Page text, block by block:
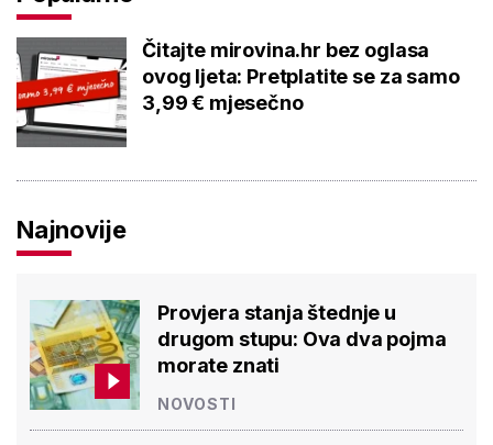
Čitajte mirovina.hr bez oglasa
ovog ljeta: Pretplatite se za samo
3,99 € mjesečno
Najnovije
Provjera stanja štednje u
drugom stupu: Ova dva pojma
morate znati
NOVOSTI